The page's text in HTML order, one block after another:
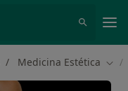
Medicina Estética